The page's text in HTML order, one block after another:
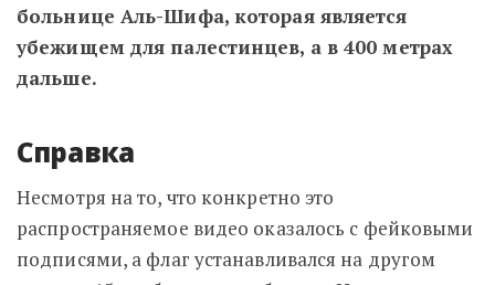
больнице Аль-Шифа, которая является
убежищем для палестинцев, а в 400 метрах
дальше.
Справка
Несмотря на то, что конкретно это
распространяемое видео оказалось с фейковыми
подписями, а флаг устанавливался на другом